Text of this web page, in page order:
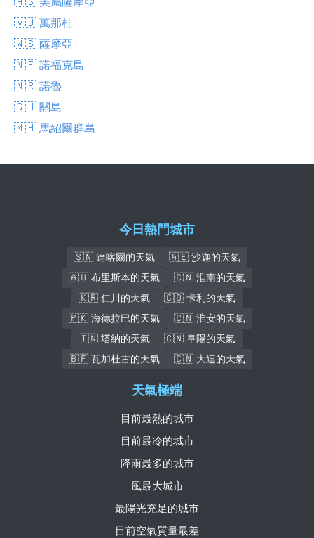
🇻🇺 萬那杜
🇼🇸 薩摩亞
🇳🇫 諾福克島
🇳🇷 諾魯
🇬🇺 關島
🇲🇭 馬紹爾群島
今日熱門城市
🇸🇳 達喀爾的天氣
🇦🇪 沙迦的天氣
🇦🇺 布里斯本的天氣
🇨🇳 淮南的天氣
🇰🇷 仁川的天氣
🇨🇴 卡利的天氣
🇵🇰 海德拉巴的天氣
🇨🇳 淮安的天氣
🇮🇳 塔納的天氣
🇨🇳 阜陽的天氣
🇧🇫 瓦加杜古的天氣
🇨🇳 大連的天氣
天氣極端
目前最熱的城市
目前最冷的城市
降雨最多的城市
風最大城市
最陽光充足的城市
目前空氣質量最差